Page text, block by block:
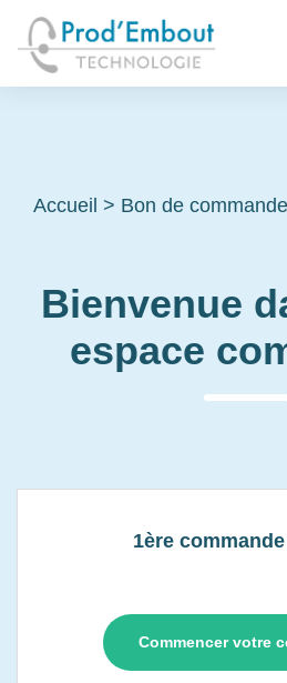
Accueil > Bon de commande
Bienvenue
espace
1ère
Commencer votre